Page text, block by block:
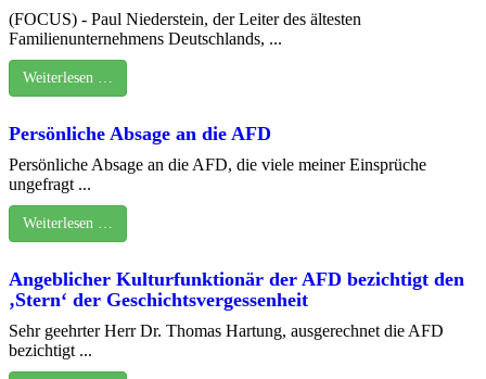
(FOCUS) - Paul Niederstein, der Leiter des ältesten
Familienunternehmens Deutschlands, ...
Weiterlesen …
Persönliche Absage an die AFD
Persönliche Absage an die AFD, die viele meiner Einsprüche
ungefragt ...
Weiterlesen …
Angeblicher Kulturfunktionär der AFD bezichtigt den
‚Stern‘ der Geschichtsvergessenheit
Sehr geehrter Herr Dr. Thomas Hartung, ausgerechnet die AFD
bezichtigt ...